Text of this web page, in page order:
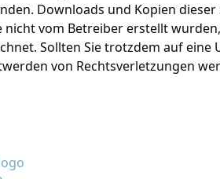
Downloads und Kopien
nicht vom Betreiber erstellt
Sollten Sie trotzdem auf
von Rechtsverletzungen